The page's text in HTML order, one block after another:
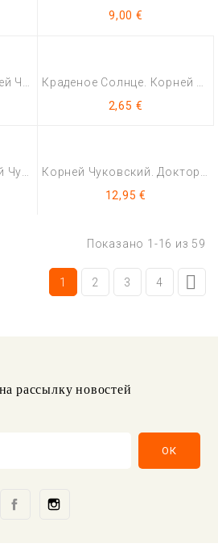
9,00 €
2,65 €
12,95 €
Показано 1-16 из 59
1 2 3 4 
рассылку новостей
Facebook